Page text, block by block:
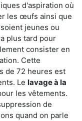
d'aspiration où
les œufs ainsi que
jeunes ou
plus tard pour
consister en
Cette
de 72 heures est
Le lavage à la
les vêtements.
de
quand on parle